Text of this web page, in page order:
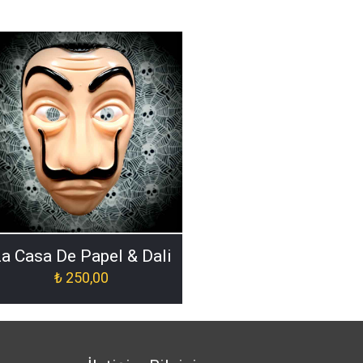
Casa De Papel & Dali
₺ 250,00